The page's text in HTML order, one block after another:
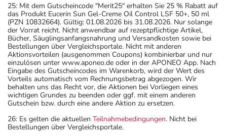
25: Mit dem Gutscheincode "Merit25" erhalten Sie 25 % Rabatt auf
das Produkt Eucerin Sun Gel-Creme Oil Control LSF 50+, 50 ml
(PZN 10832664). Gültig: 01.08.2026 bis 31.08.2026. Nur solange
der Vorrat reicht. Nicht anwendbar auf rezeptpflichtige Artikel,
Bücher, Säuglingsanfangsnahrung und Versandkosten sowie bei
Bestellungen über Vergleichsportale. Nicht mit anderen
Aktionsvorteilen (ausgenommen Coupons) kombinierbar und nur
einzulösen unter www.aponeo.de oder in der APONEO App. Nach
Eingabe des Gutscheincodes im Warenkorb, wird der Wert des
Vorteils automatisch vom Rechnungsbetrag abgezogen. Wir
behalten uns das Recht vor, die Aktionen bei Vorliegen eines
wichtigen Grundes zu beenden oder ggf. mit einem anderen
Gutschein bzw. durch eine andere Aktion zu ersetzen.
26: Es gelten die aktuellen Teilnahmebedingungen. Nicht bei
Bestellungen über Vergleichsportale.